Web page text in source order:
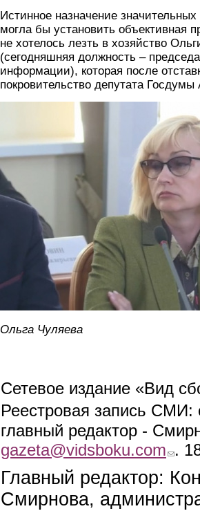
Истинное назначение
могла бы установить объективная
не хотелось лезть в хозяйство
(сегодняшняя должность –
информации), которая после
покровительство депутата
Ольга Чуляева
Сетевое издание «Вид
Реестровая запись СМИ:
главный редактор -
gazeta@vidsboku.com (link
.
Главный редактор:
Смирнова,